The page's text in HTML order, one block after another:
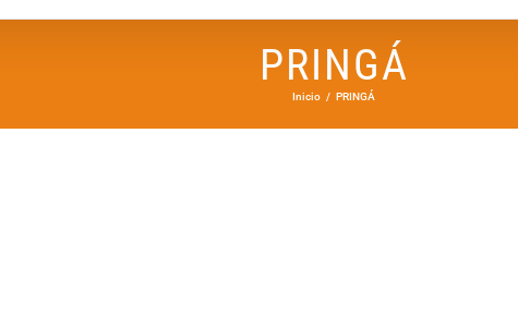
PRINGÁ
Inicio PRINGÁ